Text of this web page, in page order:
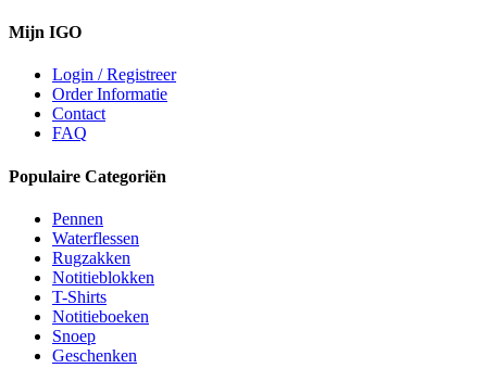
Mijn IGO
Login / Registreer
Order Informatie
Contact
FAQ
Populaire Categoriën
Pennen
Waterflessen
Rugzakken
Notitieblokken
T-Shirts
Notitieboeken
Snoep
Geschenken